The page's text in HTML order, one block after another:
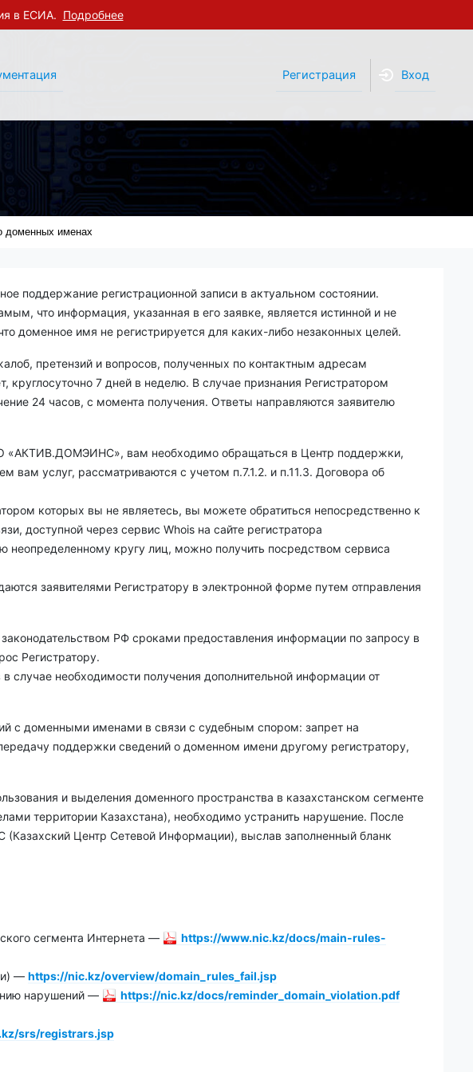
в ЕСИА. Подробнее
Регистрация Вход
доменных именах
поддержание регистрационной записи в актуальном состоянии.
что информация, указанная в его заявке, является истинной и не
доменное имя не регистрируется для каких-либо незаконных целей.
претензий и вопросов, полученных по контактным адресам
7 дней в неделю. В случае признания Регистратором
24 часов, с момента получения. Ответы направляются заявителю
«АКТИВ.ДОМЭИНС», вам необходимо обращаться в Центр поддержки,
вам услуг, рассматриваются с учетом п.7.1.2. и п.11.3. Договора об
которых вы не являетесь, вы можете обратиться непосредственно к
доступной через сервис Whois на сайте регистратора
кругу лиц, можно получить посредством сервиса
заявителями Регистратору в электронной форме путем отправления
РФ сроками предоставления информации по запросу в
Регистратору.
случае необходимости получения дополнительной информации от
с доменными именами в связи с судебным спором: запрет на
поддержки сведений о доменном имени другому регистратору,
и выделения доменного пространства в казахстанском сегменте
территории Казахстана), необходимо устранить нарушение. После
(Казахский Центр Сетевой Информации), выслав заполненный бланк
сегмента Интернета —
https://www.nic.kz/docs/main-rules-
— https://nic.kz/overview/domain_rules_fail.jsp
нарушений —
https://nic.kz/docs/reminder_domain_violation.pdf
srs/registrars.jsp